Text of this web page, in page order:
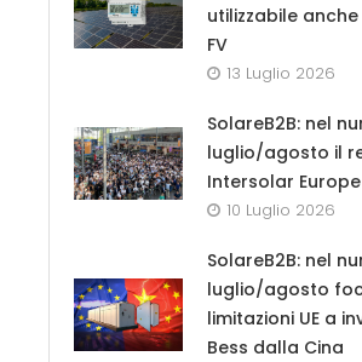
utilizzabile
FV
13 Luglio 2026
SolareB2B: nel
luglio/agosto il
Intersolar
10 Luglio 2026
SolareB2B: nel
luglio/agosto
limitazioni UE a
Bess dalla Cina